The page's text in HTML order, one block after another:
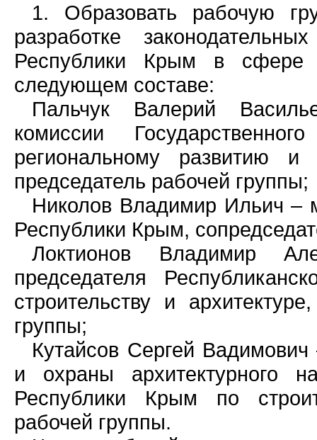
1. Образовать рабочую
разработке
Республики Крым в сфере
следующем составе:
Пальчук Валерий
комиссии
региональному развитию и
председатель рабочей группы;
Николов Владимир Ильич –
Республики Крым,
Локтионов Владимир
председателя
строительству и
группы;
Кутайсов Сергей
и охраны архитектурного
Республики Крым по
рабочей группы.